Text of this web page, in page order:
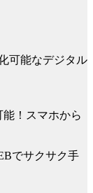
可能なデジタル
！スマホから